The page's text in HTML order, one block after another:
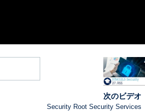
次のビデオ
Security Root Security Services